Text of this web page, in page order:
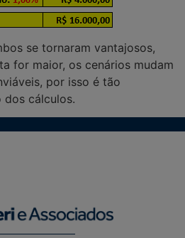
se tornaram vantajosos,
for maior, os cenários mudam
por isso é tão
dos cálculos.